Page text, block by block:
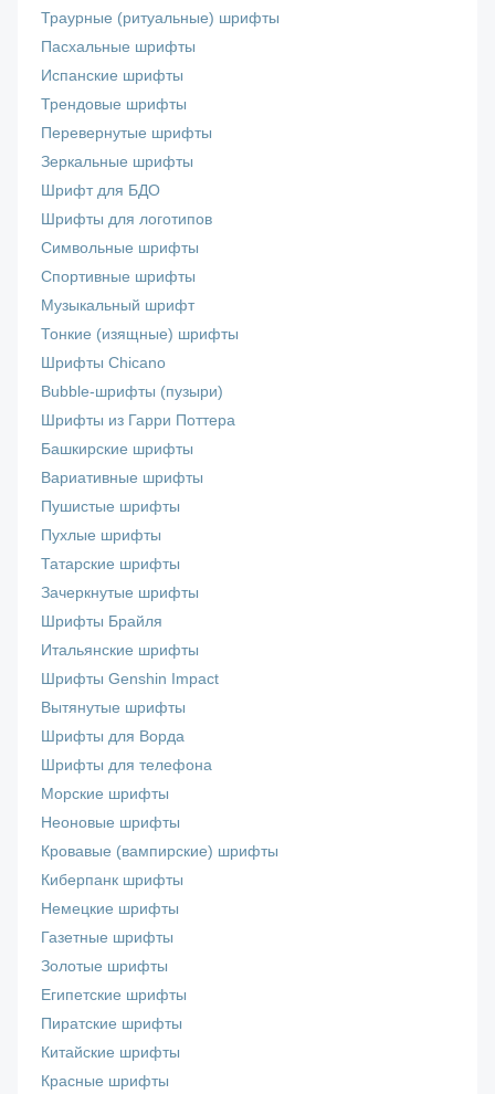
Траурные (ритуальные) шрифты
Пасхальные шрифты
Испанские шрифты
Трендовые шрифты
Перевернутые шрифты
Зеркальные шрифты
Шрифт для БДО
Шрифты для логотипов
Символьные шрифты
Спортивные шрифты
Музыкальный шрифт
Тонкие (изящные) шрифты
Шрифты Chicano
Bubble-шрифты (пузыри)
Шрифты из Гарри Поттера
Башкирские шрифты
Вариативные шрифты
Пушистые шрифты
Пухлые шрифты
Татарские шрифты
Зачеркнутые шрифты
Шрифты Брайля
Итальянские шрифты
Шрифты Genshin Impact
Вытянутые шрифты
Шрифты для Ворда
Шрифты для телефона
Морские шрифты
Неоновые шрифты
Кровавые (вампирские) шрифты
Киберпанк шрифты
Немецкие шрифты
Газетные шрифты
Золотые шрифты
Египетские шрифты
Пиратские шрифты
Китайские шрифты
Красные шрифты